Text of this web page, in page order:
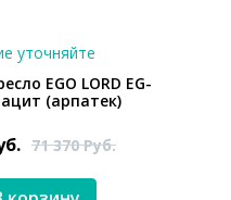
уточняйте
EGO LORD EG-
(арпатек)
71 370Руб.